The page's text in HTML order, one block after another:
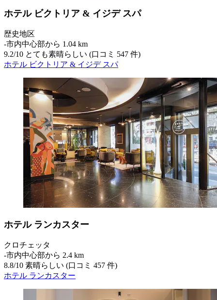
ホテル ビクトリア & イジデ スパ
歴史地区
‐市内中心部から 1.04 km
9.2/10 とても素晴らしい (口コミ 547 件)
ホテル ビクトリア & イジデ スパ
ホテル ランカスター
クロチェッタ
‐市内中心部から 2.4 km
8.8/10 素晴らしい (口コミ 457 件)
ホテル ランカスター